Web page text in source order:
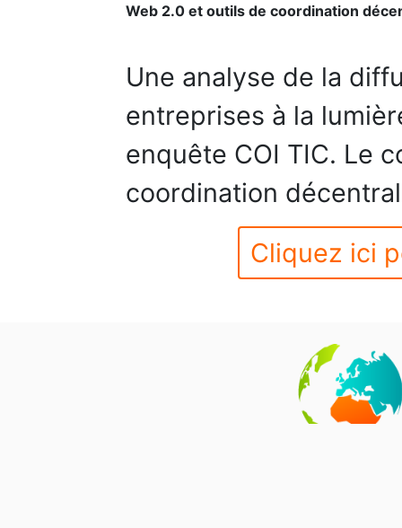
Web 2.0 et outils de coordination
Une analyse de la
entreprises à la
enquête COI TIC. Le
coordination
Cliquez ici